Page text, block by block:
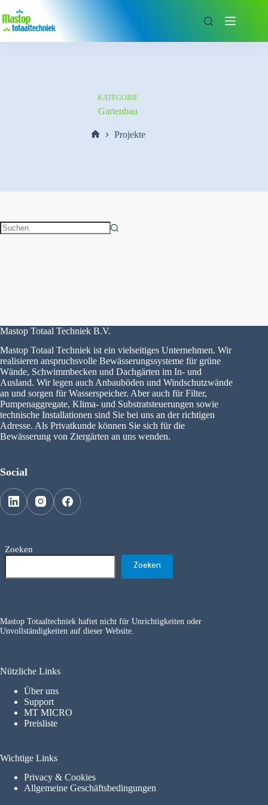
Inhalt
springen
KATEGORIE
Gartenbau
Projekte
Mastop Totaal Techniek B.V.
Mastop Totaal Techniek ist ein vielseitiges Unternehmen. Wir
realisieren anspruchsvolle Bewässerungssysteme für grüne
Wände, Schwimmbecken und Dachgärten im In- und
Ausland. Wir legen auch Anbauböden und Windschutzwände
an und sorgen für Wasserspeicher. Aber auch für Filter,
Pumpenaggregate, Klima- und Substratsteuerungen sowie
technische Installationen sind Sie bei uns an der richtigen
Adresse. Als Privatkunde können Sie sich für die
Bewässerung von Ziergärten an uns wenden.
Social
Zoeken
Zoeken
Mastop Totaaltechniek haftet nicht für Unrichtigkeiten oder
Unvollständigkeiten auf dieser Website.
Nützliche Links
Über uns
Support
MT MICRO
Preisliste
Wichtige Links
Privacy & Cookies
Allgemeine Geschäftsbedingungen